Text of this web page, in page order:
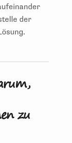
der
zu